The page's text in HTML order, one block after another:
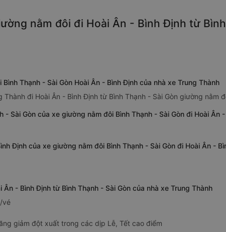
nằm đôi đi Hoài Ân - Bình Định từ
Thạnh - Sài Gòn Hoài Ân - Bình Định của nhà xe Trung Thành
Thành đi Hoài Ân - Bình Định từ Bình Thạnh - Sài Gòn giường nằm
- Sài Gòn của xe giường nằm đôi Bình Thạnh - Sài Gòn đi Hoài Ân
Định của xe giường nằm đôi Bình Thạnh - Sài Gòn đi Hoài Ân -
- Bình Định từ Bình Thạnh - Sài Gòn của nhà xe Trung Thành
vé
giảm đột xuất trong các dịp Lễ, Tết cao điểm